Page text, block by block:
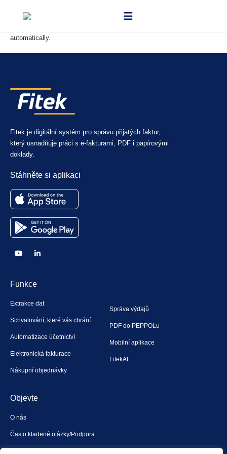
You define who needs to approve documents based on rules such as
automatically.
Fitek je digitální systém pro správu přijatých faktur,
který usnadňuje práci s e-fakturami, PDF i papírovými
doklady.
Stáhněte si aplikaci
Funkce
Extrakce dat
Schvalování, které vás chrání
Automatizace účetnictví
Elektronická fakturace
Nákupní objednávky
Správa výdajů
PDF do PEPPOLu
Mobilní aplikace
FitekAI
Objevte
O nás
Často kladené otázky/Podpora